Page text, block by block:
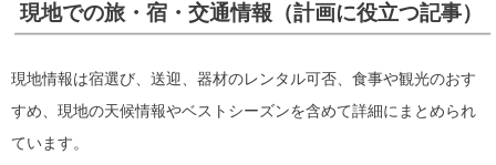
現地での旅・宿・交通情報（計画に役立つ記事）
現地情報は宿選び、送迎、器材のレンタル可否、食事や観光のおす
すめ、現地の天候情報やベストシーズンを含めて詳細にまとめられ
ています。